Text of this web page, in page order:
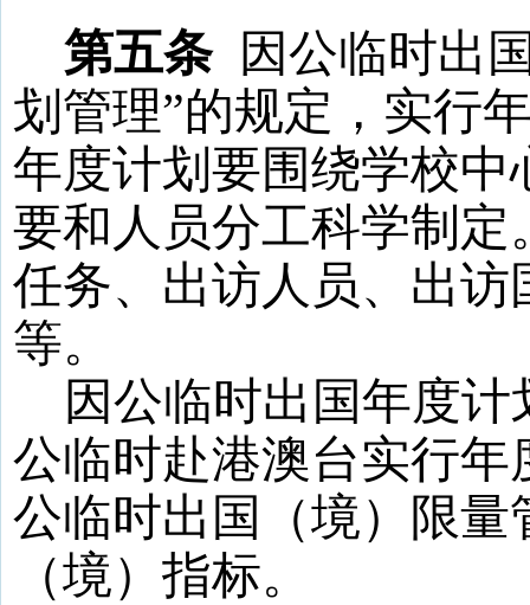
第五条 因公临时出
划管理”的规定，实行
年度计划要围绕学校
要和人员分工科学制
任务、出访人员、出
等。
因公临时出国年度
公临时赴港澳台实行
公临时出国
（境）
限量
（境） 指标。